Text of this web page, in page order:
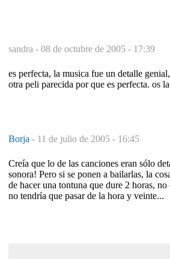
sandra - 08 de octubre de 2005 - 17:39
es perfecta, la musica fue un detalle
otra peli parecida por que es perfecta. os
Borja - 11 de julio de 2005 - 16:45
Creía que lo de las canciones eran sólo
sonora! Pero si se ponen a bailarlas, la
de hacer una tontuna que dure 2 horas,
no tendría que pasar de la hora y veinte...